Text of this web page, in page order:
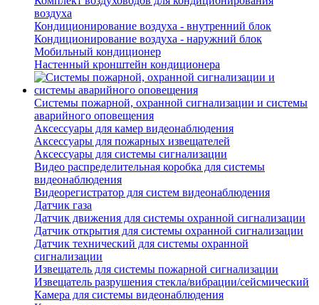
воздуха
Кондиционирование воздуха - внутренний блок
Кондиционирование воздуха - наружний блок
Мобильный кондиционер
Настенный кронштейн кондиционера
Системы пожарной, охранной сигнализации и системы
аварийного оповещения
Аксессуары для камер видеонаблюдения
Аксессуары для пожарных извещателей
Аксессуары для системы сигнализации
Видео распределительная коробка для системы
видеонаблюдения
Видеорегистратор для систем видеонаблюдения
Датчик газа
Датчик движения для системы охранной сигнализации
Датчик открытия для системы охранной сигнализации
Датчик технический для системы охранной
сигнализации
Извещатель для системы пожарной сигнализации
Извещатель разрушения стекла/вибрации/сейсмический
Камера для системы видеонаблюдения